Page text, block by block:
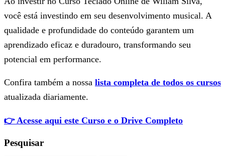
você está investindo em seu desenvolvimento musical. A
qualidade e profundidade do conteúdo garantem um
aprendizado eficaz e duradouro, transformando seu
potencial em performance.
Confira também a nossa lista completa de todos os cursos
atualizada diariamente.
👉 Acesse aqui este Curso e o Drive Completo
Pesquisar